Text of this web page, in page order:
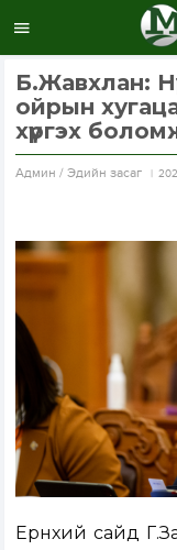
Б.Жавхлан:
ойрын
хүргэх
Aдмин / Эдийн засаг
Ерөнхий сайд